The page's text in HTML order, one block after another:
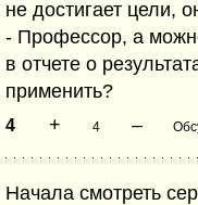
не достигает цели,
- Профессор, а
в отчете о
применить?
4 + 4 –
Начала смотреть